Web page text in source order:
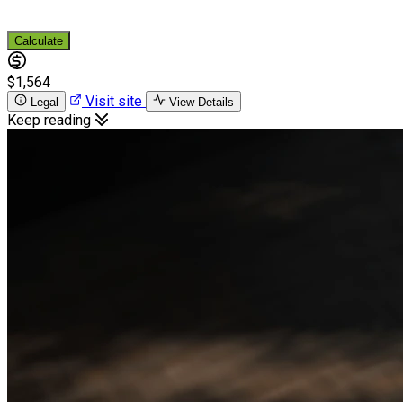
Calculate
$1,564
Legal Visit site View Details
Keep reading